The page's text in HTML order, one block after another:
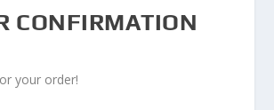
CONFIRMATION
your order!